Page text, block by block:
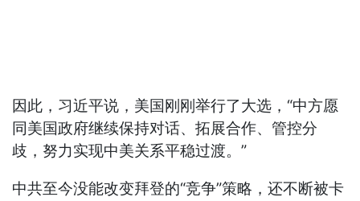
因此，习近平说，美国刚刚举行了大选，“中方愿
同美国政府继续保持对话、拓展合作、管控分
歧，努力实现中美关系平稳过渡。”
中共至今没能改变拜登的“竞争”策略，还不断被卡